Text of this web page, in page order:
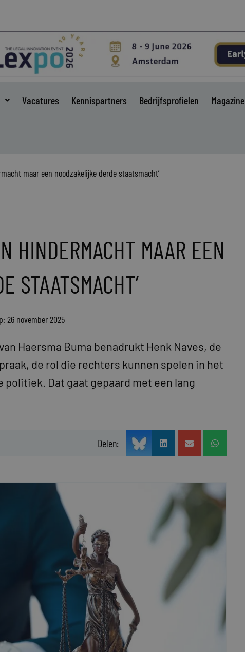
Vacatures Kennispartners Bedrijfsprofielen Magazine
maar een noodzakelijke derde staatsmacht’
HINDERMACHT MAAR EEN
STAATSMACHT’
26 november 2025
Haersma Buma benadrukt Henk Naves, de
de rol die rechters kunnen spelen in het
Dat gaat gepaard met een lang
Delen: